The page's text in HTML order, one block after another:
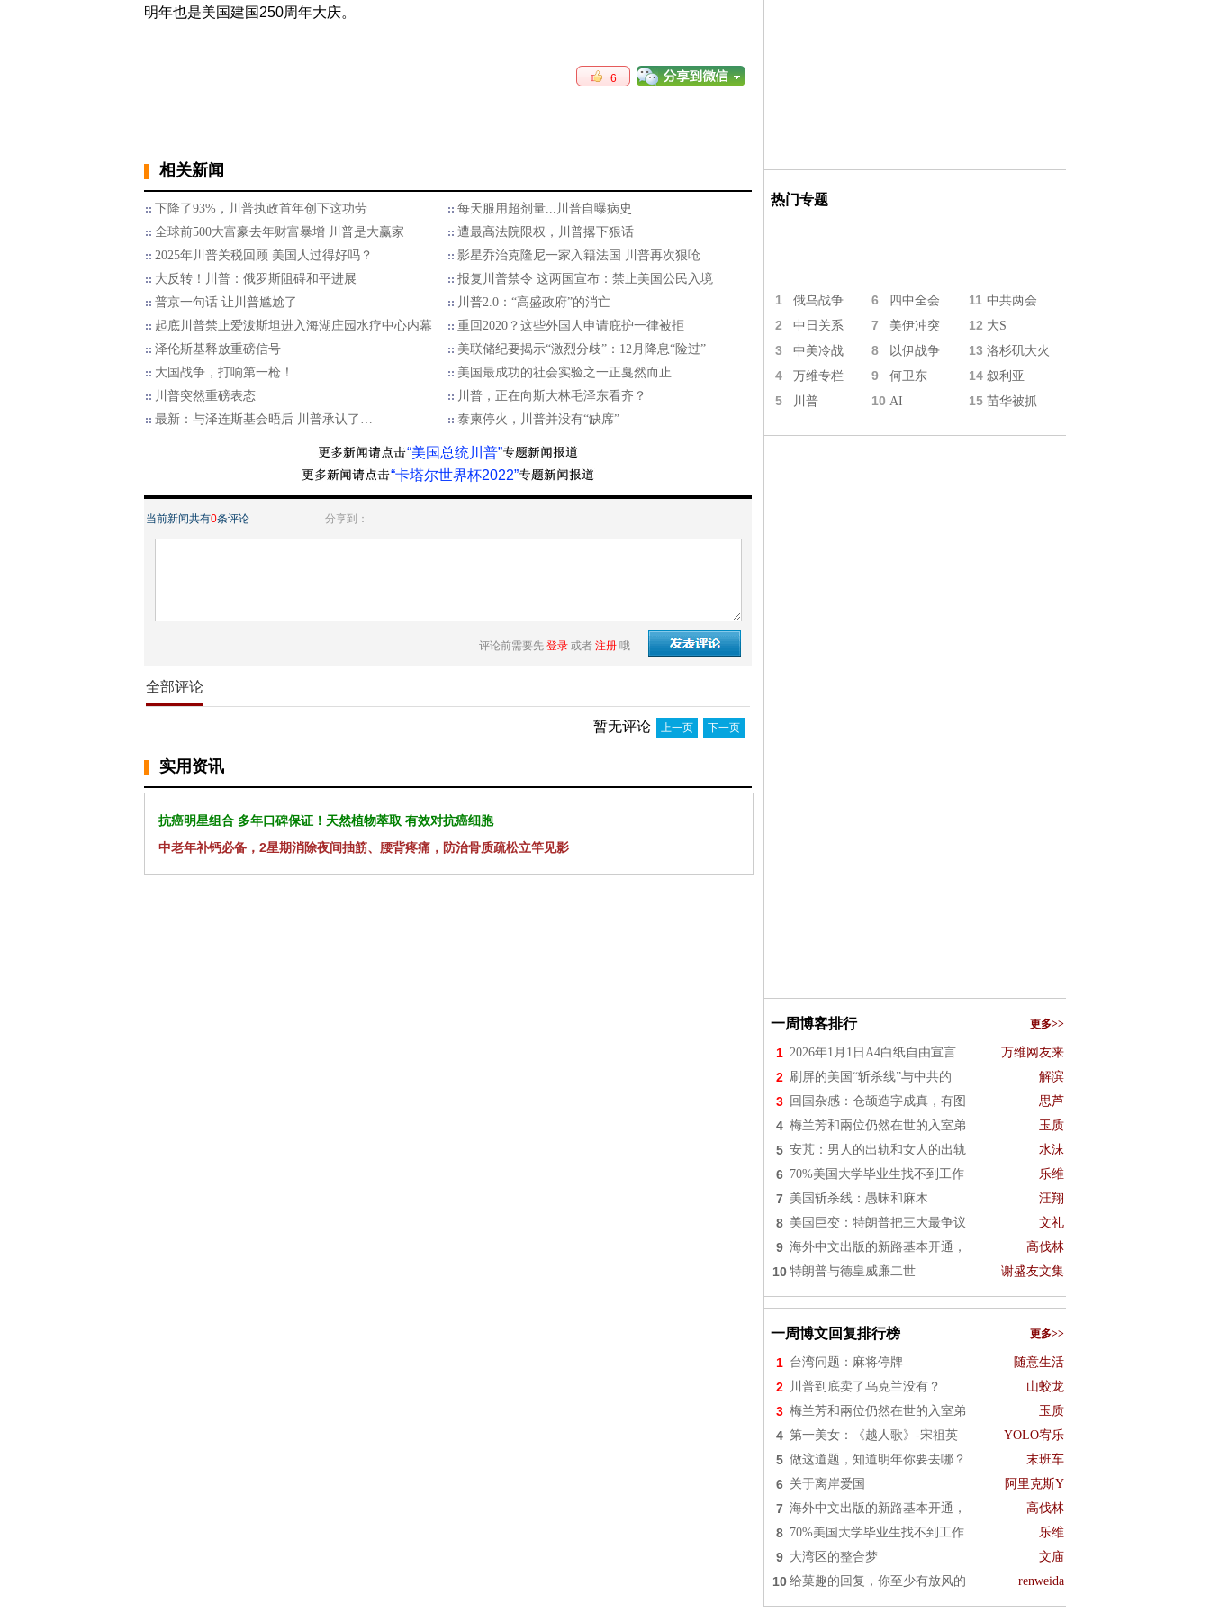
明年也是美国建国250周年大庆。
6
相关新闻
下降了93%，川普执政首年创下这功劳
每天服用超剂量...川普自曝病史
全球前500大富豪去年财富暴增 川普是大赢家
遭最高法院限权，川普撂下狠话
2025年川普关税回顾 美国人过得好吗？
影星乔治克隆尼一家入籍法国 川普再次狠呛
大反转！川普：俄罗斯阻碍和平进展
报复川普禁令 这两国宣布：禁止美国公民入境
普京一句话 让川普尴尬了
川普2.0：“高盛政府”的消亡
起底川普禁止爱泼斯坦进入海湖庄园水疗中心内幕
重回2020？这些外国人申请庇护一律被拒
泽伦斯基释放重磅信号
美联储纪要揭示“激烈分歧”：12月降息“险过”
大国战争，打响第一枪！
美国最成功的社会实验之一正戛然而止
川普突然重磅表态
川普，正在向斯大林毛泽东看齐？
最新：与泽连斯基会晤后 川普承认了…
泰柬停火，川普并没有“缺席”
“美国总统川普”
“卡塔尔世界杯2022”
当前新闻共有0条评论 分享到：
评论前需要先 登录 或者 注册 哦
全部评论
暂无评论 上一页 下一页
实用资讯
抗癌明星组合 多年口碑保证！天然植物萃取 有效对抗癌细胞
中老年补钙必备，2星期消除夜间抽筋、腰背疼痛，防治骨质疏松立竿见影
热门专题
1 俄乌战争 6 四中全会 11 中共两会
2 中日关系 7 美伊冲突 12 大S
3 中美冷战 8 以伊战争 13 洛杉矶大火
4 万维专栏 9 何卫东 14 叙利亚
5 川普 10 AI 15 苗华被抓
一周博客排行 更多>>
1 2026年1月1日A4白纸自由宣言 万维网友来
2 刷屏的美国“斩杀线”与中共的 解滨
3 回国杂感：仓颉造字成真，有图 思芦
4 梅兰芳和兩位仍然在世的入室弟 玉质
5 安芃：男人的出轨和女人的出轨 水沫
6 70%美国大学毕业生找不到工作 乐维
7 美国斩杀线：愚昧和麻木 汪翔
8 美国巨变：特朗普把三大最争议 文礼
9 海外中文出版的新路基本开通， 高伐林
10 特朗普与德皇威廉二世 谢盛友文集
一周博文回复排行榜 更多>>
1 台湾问题：麻将停牌 随意生活
2 川普到底卖了乌克兰没有？ 山蛟龙
3 梅兰芳和兩位仍然在世的入室弟 玉质
4 第一美女：《越人歌》-宋祖英 YOLO宥乐
5 做这道题，知道明年你要去哪？ 末班车
6 关于离岸爱国 阿里克斯Y
7 海外中文出版的新路基本开通， 高伐林
8 70%美国大学毕业生找不到工作 乐维
9 大湾区的整合梦 文庙
10 给菓趣的回复，你至少有放风的 renweida